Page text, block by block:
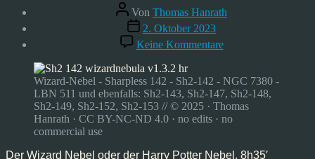
Beitragsautor
Von Thomas Hanrath
Veröffentlichungsdatum
2. Oktober 2023
Keine Kommentarezu
Astrofoto:
Nebel
–
Sharpless
142
Wizard-Nebel - Sharpless 142 - Sh2-142 - NGC 7380 -
LBN 511 und ebenfalls: Sh2-143, Sh2-147, Sh2-148,
Sh2-149, Sh2-152, Sh2-153 // © 2025 · Thomas
Hanrath · CC BY-NC-ND 4.0 · no edits · no
commercial use
Der Wizard Nebel oder der Harry Potter Nebel. 8h35′